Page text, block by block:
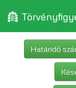
Határidő